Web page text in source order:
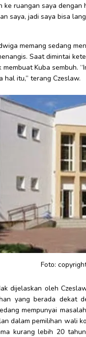
ke ruangan saya
saya, jadi saya bisa
memang sedang
Saat dimintai
Kuba sembuh.
hal itu,” terang Czeslaw.
Foto:
dijelaskan oleh
yang berada dekat
mempunyai
dalam pemilihan wali
kurang lebih 20